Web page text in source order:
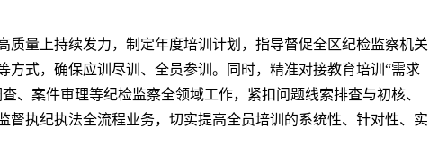
质量上持续发力，制定年度培训计划，指导督促全区纪检监察机关
式，确保应训尽训、全员参训。同时，精准对接教育培训“需求
、案件审理等纪检监察全领域工作，紧扣问题线索排查与初核、
执纪执法全流程业务，切实提高全员培训的系统性、针对性、实